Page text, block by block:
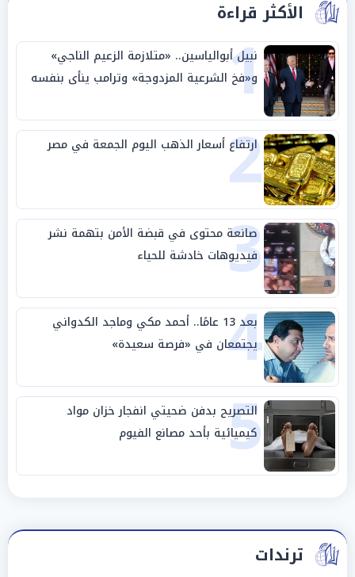
الأكثر قراءة
1
نبيل أبوالياسين.. «متلازمة الزعيم الناجي»
و«فخ الشرعية المزدوجة» وترامب ينأى بنفسه
وحليفه في «ميتم استراتيجي»
2
ارتفاع أسعار الذهب اليوم الجمعة في مصر
3
صانعة محتوى في قبضة الأمن بتهمة نشر
فيديوهات خادشة للحياء
4 بعد 13 عامًا.. أحمد مكي وماجد الكدواني
يجتمعان في «فرصة سعيدة»
5
التصريح بدفن ضحيتي انفجار خزان مواد
كيميائية بأحد مصانع الفيوم
ترندات